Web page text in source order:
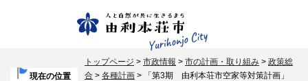
現在の位置
トップページ > 市政情報 > 市の計画・取り組み > 政策総
合 > 各種計画 > 「第3期 由利本荘市空家等対策計画」